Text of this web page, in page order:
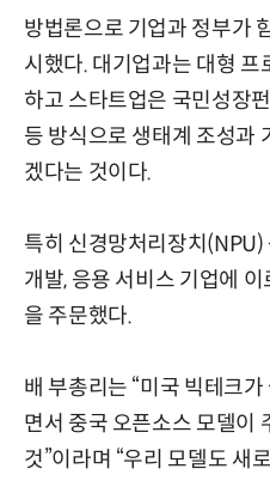
방법론으로 기업과 정부가
시했다. 대기업과는 대형 프
하고 스타트업은 국민성장
등 방식으로 생태계 조성과
겠다는 것이다.
특히 신경망처리장치
개발, 응용 서비스 기업에
을 주문했다.
배 부총리는 “미국 빅테크
면서 중국 오픈소스 모델이
것”이라며 “우리 모델도 새